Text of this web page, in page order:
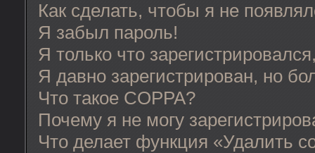
Как сделать, чтобы я не
Я забыл пароль!
Я только что
Я давно зарегистрирован, но
Что такое COPPA?
Почему я не могу
Что делает функция «Удалить